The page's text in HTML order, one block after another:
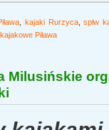
kajaki Rurzyca,spłw
Piława
Milusińskie